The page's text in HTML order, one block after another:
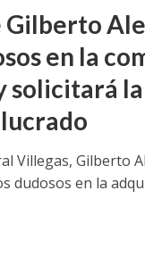
en la
solicitará
Villegas, Gilberto
dudosos en la